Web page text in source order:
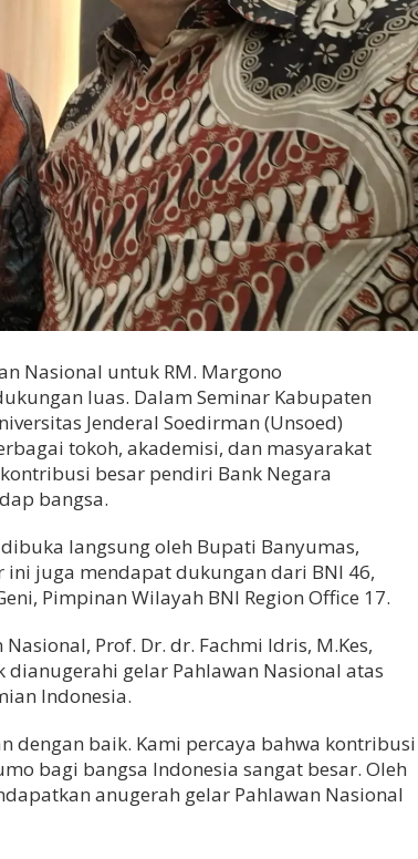
Nasional untuk RM. Margono
luas. Dalam Seminar Kabupaten
Jenderal Soedirman (Unsoed)
tokoh, akademisi, dan masyarakat
besar pendiri Bank Negara
bangsa.
langsung oleh Bupati Banyumas,
ini juga mendapat dukungan dari BNI 46,
Pimpinan Wilayah BNI Region Office 17.
Prof. Dr. dr. Fachmi Idris, M.Kes,
dianugerahi gelar Pahlawan Nasional atas
Indonesia.
dengan baik. Kami percaya bahwa kontribusi
bagi bangsa Indonesia sangat besar. Oleh
anugerah gelar Pahlawan Nasional